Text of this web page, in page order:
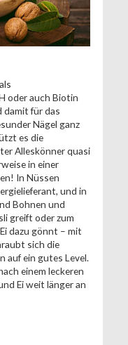
oder auch Biotin
damit für das
Nägel ganz
es die
Alleskönner quasi
in einer
In Nüssen
und in
Bohnen und
greift oder zum
dazu gönnt – mit
sich die
auf ein gutes Level.
einem leckeren
Ei weit länger an